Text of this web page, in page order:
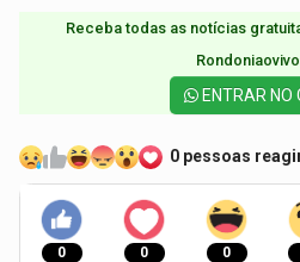
Receba todas as notícias
ENTRAR NO
0 pessoas
0 0 0